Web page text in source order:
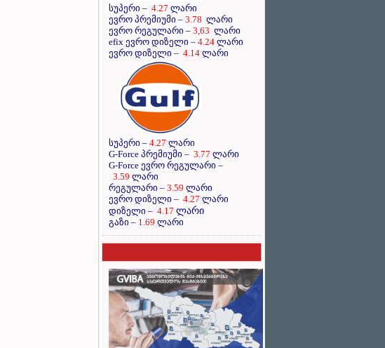
სუპერი – 4.27 ლარი
ევრო პრემიუმი – 3.78 ლარი
ევრო რეგულარი – 3,63 ლარი
efix ევრო დიზელი – 4.24 ლარი
ევრო დიზელი – 4.14 ლარი
სუპერი – 4.27 ლარი
G-Force პრემიუმი – 3.77 ლარი
G-Force ევრო რეგულარი –
3.59 ლარი
რეგულარი – 3.59 ლარი
ევრო დიზელი – 4.27 ლარი
დიზელი – 4.17 ლარი
გაზი – 1.69 ლარი